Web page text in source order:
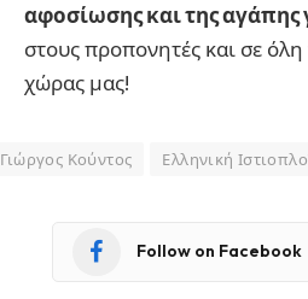
αφοσίωσης και της αγάπης
στους προπονητές και σε
χώρας μας!
Γιώργος Κούντος Ελληνική
Follow on Facebook